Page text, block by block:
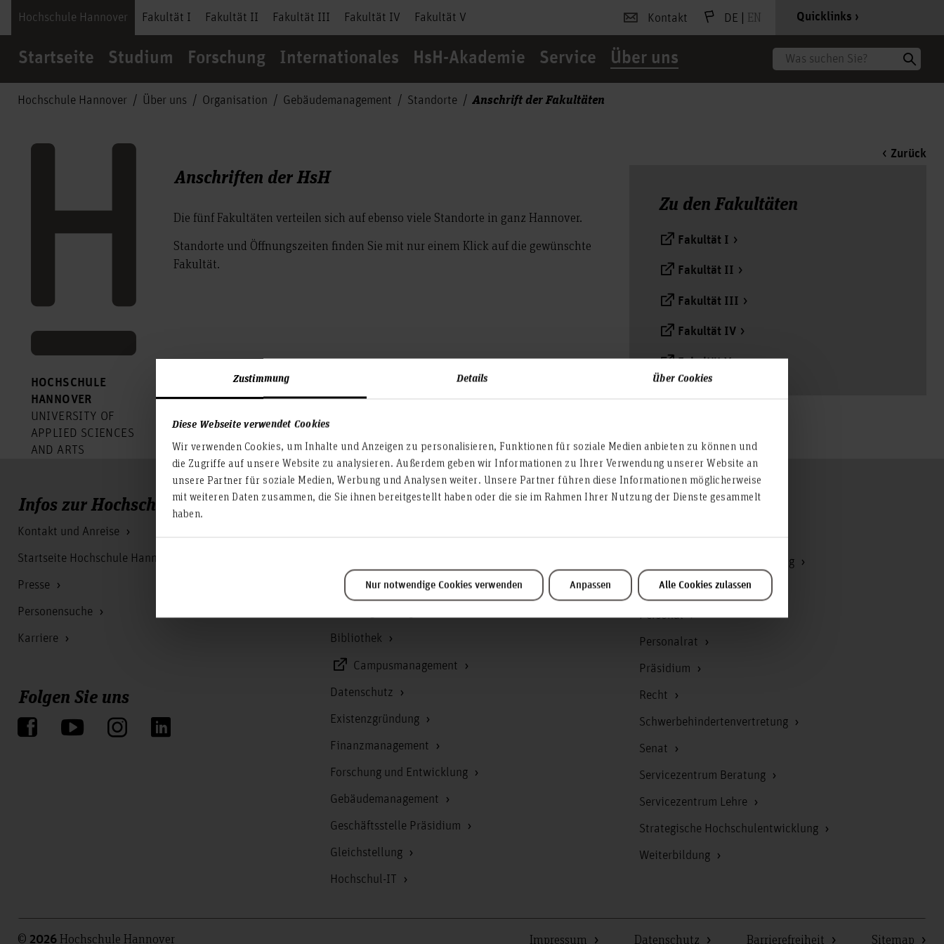
Zustimmung Details Über Cookies
Diese Webseite verwendet Cookies
Wir verwenden Cookies, um Inhalte und Anzeigen zu personalisieren, Funktionen für soziale Medien anbieten zu können und
die Zugriffe auf unsere Website zu analysieren. Außerdem geben wir Informationen zu Ihrer Verwendung unserer Website an
unsere Partner für soziale Medien, Werbung und Analysen weiter. Unsere Partner führen diese Informationen möglicherweise
mit weiteren Daten zusammen, die Sie ihnen bereitgestellt haben oder die sie im Rahmen Ihrer Nutzung der Dienste gesammelt
haben.
Nur notwendige Cookies verwenden Anpassen Alle Cookies zulassen
Hochschule Hannover Fakultät I Fakultät II Fakultät III Fakultät IV Fakultät V Kontakt DE | EN Quicklinks
Startseite Studium Forschung Internationales HsH-Akademie Service Über uns Suche
Hochschule Hannover Über uns Organisation Gebäudemanagement Standorte Anschrift der Fakultäten
HOCHSCHULE
HANNOVER
UNIVERSITY OF
APPLIED SCIENCES
AND ARTS
Zurück
Anschriften der HsH
Die fünf Fakultäten verteilen sich auf ebenso viele Standorte in ganz Hannover.
Standorte und Öffnungszeiten finden Sie mit nur einem Klick auf die gewünschte
Fakultät.
Zu den Fakultäten
Fakultät I
Fakultät II
Fakultät III
Fakultät IV
Fakultät V
Infos zur Hochschule
Kontakt und Anreise
Startseite Hochschule Hannover
Presse
Personensuche
Karriere
Folgen Sie uns
Service & Organisation
Arbeitssicherheit
Bibliothek
Campusmanagement
Datenschutz
Existenzgründung
Finanzmanagement
Forschung und Entwicklung
Gebäudemanagement
Geschäftsstelle Präsidium
Gleichstellung
Hochschul-IT
Kommunikation und Marketing
Korruptionsbekämpfung
Personal
Personalrat
Präsidium
Recht
Schwerbehindertenvertretung
Senat
Servicezentrum Beratung
Servicezentrum Lehre
Strategische Hochschulentwicklung
Weiterbildung
© 2026 Hochschule Hannover Impressum Datenschutz Barrierefreiheit Sitemap